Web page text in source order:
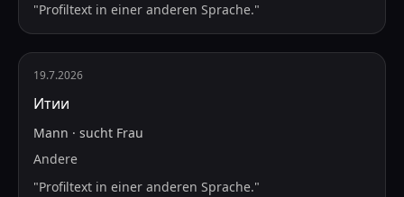
"Profiltext in einer anderen Sprache."
19.7.2026
Итии
Mann · sucht Frau
Andere
"Profiltext in einer anderen Sprache."